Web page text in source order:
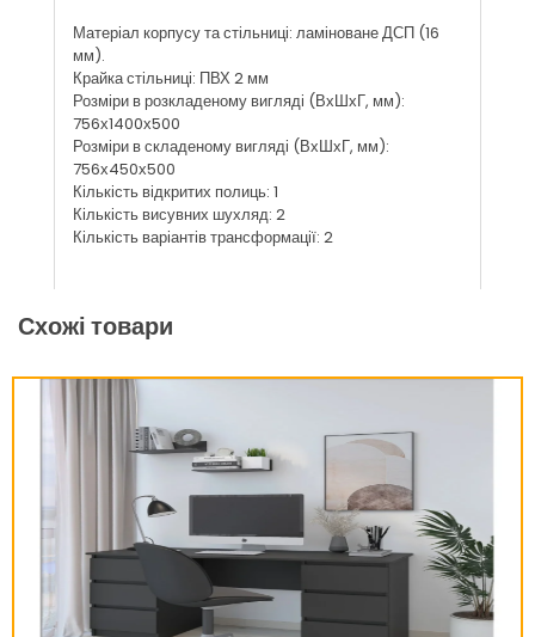
Матеріал корпусу та стільниці: ламіноване ДСП (16
мм).
Крайка стільниці: ПВХ 2 мм
Розміри в розкладеному вигляді (ВхШхГ, мм):
756х1400х500
Розміри в складеному вигляді (ВхШхГ, мм):
756х450х500
Кількість відкритих полиць: 1
Кількість висувних шухляд: 2
Кількість варіантів трансформації: 2
Схожі товари